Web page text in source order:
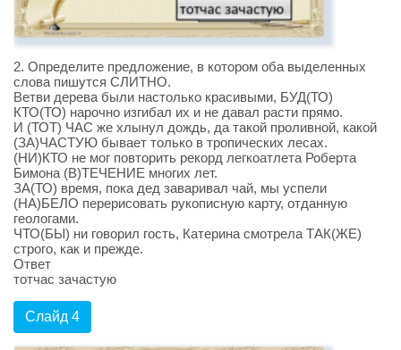
2. Определите предложение, в котором оба выделенных
слова пишутся СЛИТНО.
Ветви дерева были настолько красивыми, БУД(ТО)
КТО(ТО) нарочно изгибал их и не давал расти прямо.
И (ТОТ) ЧАС же хлынул дождь, да такой проливной, какой
(ЗА)ЧАСТУЮ бывает только в тропических лесах.
(НИ)КТО не мог повторить рекорд легкоатлета Роберта
Бимона (В)ТЕЧЕНИЕ многих лет.
ЗА(ТО) время, пока дед заваривал чай, мы успели
(НА)БЕЛО перерисовать рукописную карту, отданную
геологами.
ЧТО(БЫ) ни говорил гость, Катерина смотрела ТАК(ЖЕ)
строго, как и прежде.
Ответ
тотчас зачастую
Слайд 4